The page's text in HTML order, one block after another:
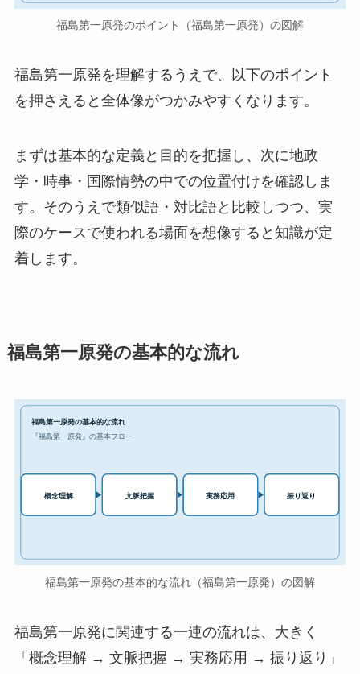
福島第一原発のポイント（福島第一原発）の図解
福島第一原発を理解するうえで、以下のポイント
を押さえると全体像がつかみやすくなります。
まずは基本的な定義と目的を把握し、次に地政
学・時事・国際情勢の中での位置付けを確認しま
す。そのうえで類似語・対比語と比較しつつ、実
際のケースで使われる場面を想像すると知識が定
着します。
福島第一原発の基本的な流れ
福島第一原発の基本的な流れ
『福島第一原発』の基本フロー
概念理解 文脈把握 実務応用 振り返り
福島第一原発の基本的な流れ（福島第一原発）の図解
福島第一原発に関連する一連の流れは、大きく
「概念理解 → 文脈把握 → 実務応用 → 振り返り」